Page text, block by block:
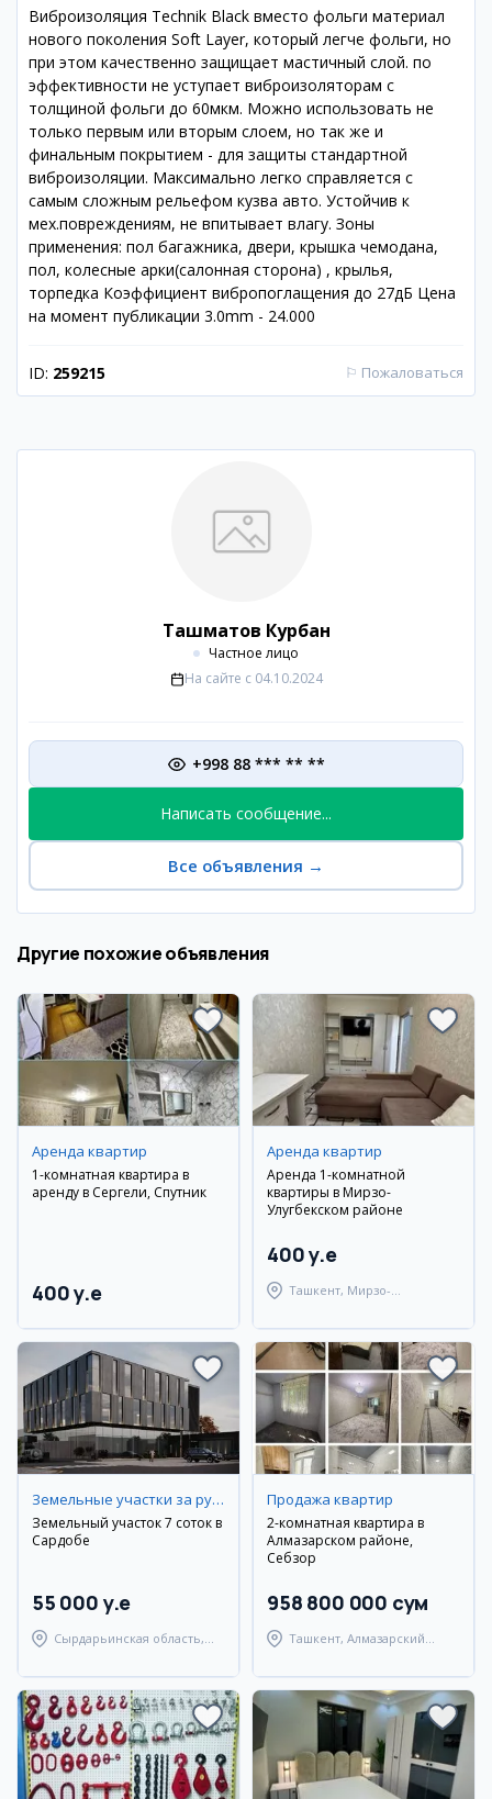
Виброизоляция Technik Black вместо фольги материал
нового поколения Soft Layer, который легче фольги, но
при этом качественно защищает мастичный слой. по
эффективности не уступает виброизоляторам с
толщиной фольги до 60мкм. Можно использовать не
только первым или вторым слоем, но так же и
финальным покрытием - для защиты стандартной
виброизоляции. Максимально легко справляется с
самым сложным рельефом кузва авто. Устойчив к
мех.повреждениям, не впитывает влагу. Зоны
применения: пол багажника, двери, крышка чемодана,
пол, колесные арки(салонная сторона) , крылья,
торпедка Коэффициент вибропоглащения до 27дБ Цена
на момент публикации 3.0mm - 24.000
ID: 259215 ⚐ Пожаловаться
Ташматов Курбан
Частное лицо
На сайте с 04.10.2024
+998 88 *** ** **
Написать сообщение...
Все объявления →
Другие похожие объявления
Аренда квартир
1-комнатная квартира в
аренду в Сергели, Спутник
400 y.e
Аренда квартир
Аренда 1-комнатной
квартиры в Мирзо-
Улугбекском районе
400 y.e
Ташкент, Мирзо-
Земельные участки за рубежом
Земельный участок 7 соток в
Сардобе
55 000 y.e
Сырдарьинская область,
Продажа квартир
2-комнатная квартира в
Алмазарском районе,
Себзор
958 800 000 сум
Ташкент, Алмазарский